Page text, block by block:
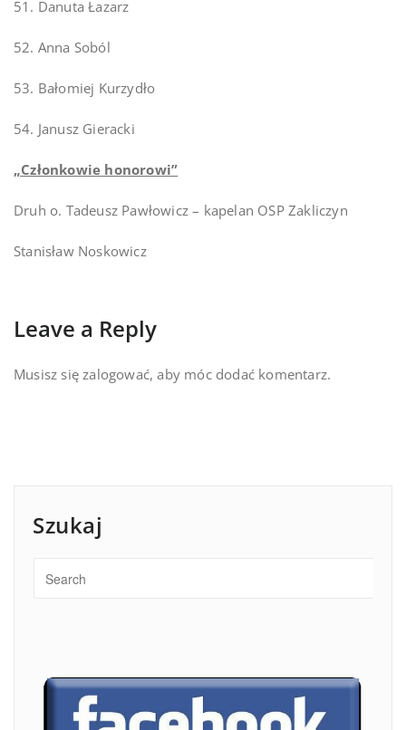
51. Danuta Łazarz
52. Anna Soból
53. Bałomiej Kurzydło
54. Janusz Gieracki
„Członkowie honorowi”
Druh o. Tadeusz Pawłowicz – kapelan OSP Zakliczyn
Stanisław Noskowicz
Leave a Reply
Musisz sięzalogować, aby móc dodać komentarz.
Szukaj